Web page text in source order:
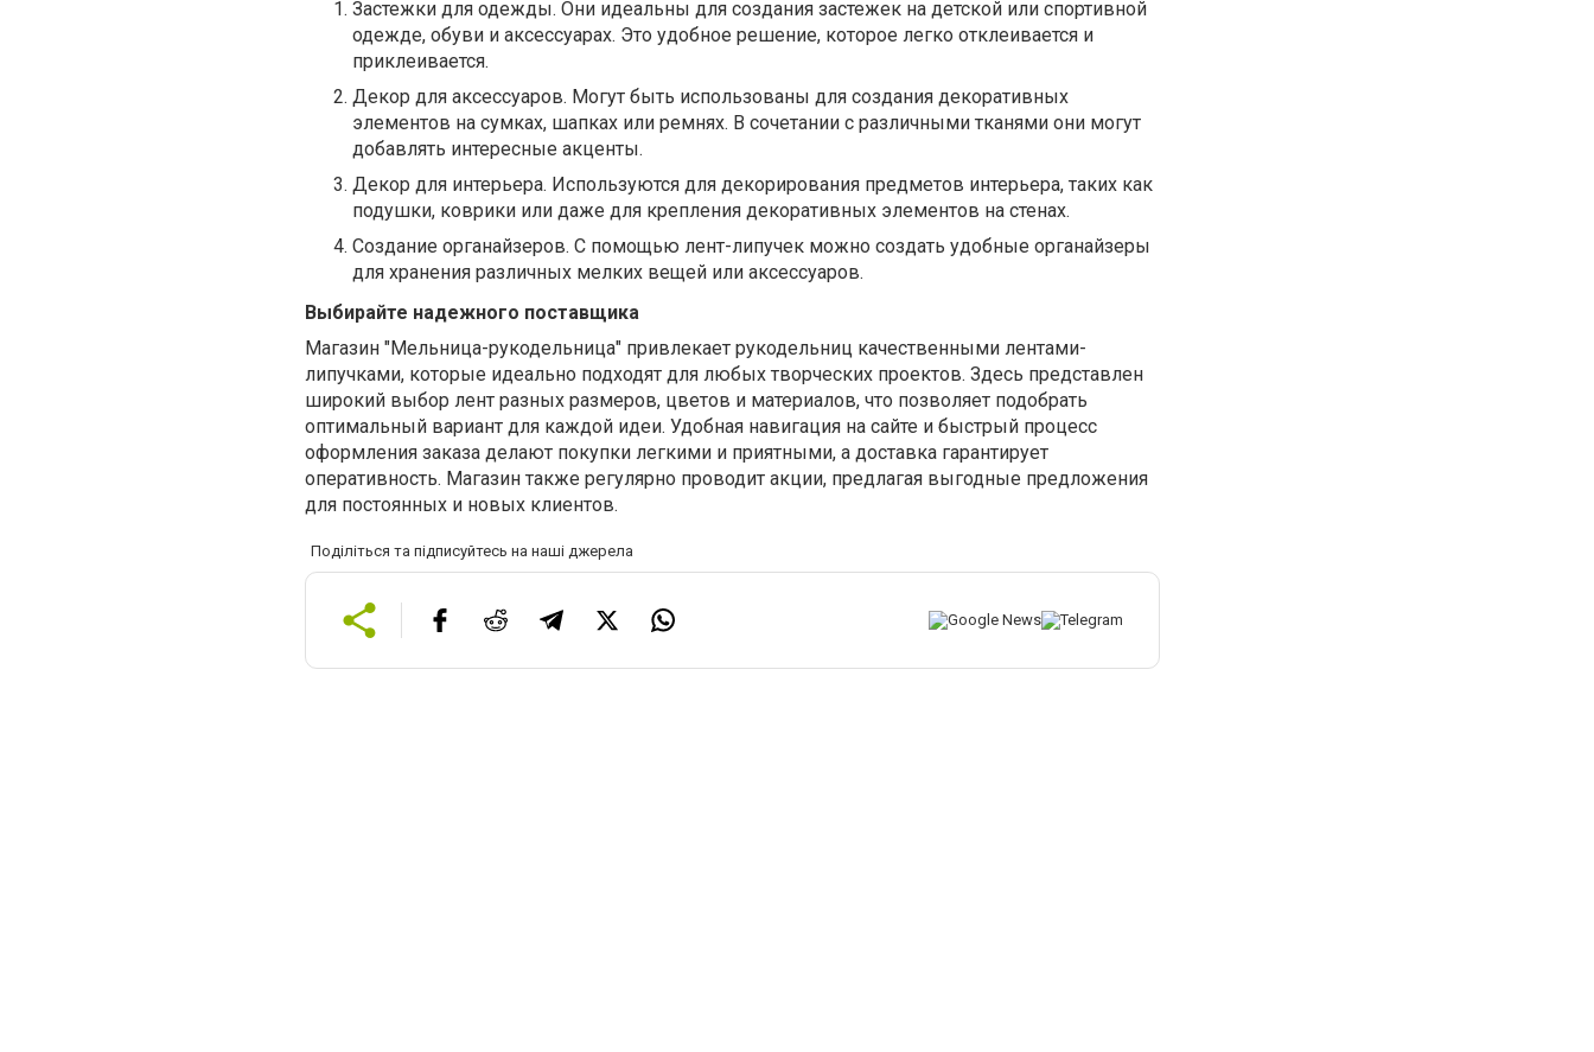
Застежки для одежды. Они идеальны для создания застежек на детской или спортивной
одежде, обуви и аксессуарах. Это удобное решение, которое легко отклеивается и
приклеивается.
Декор для аксессуаров. Могут быть использованы для создания декоративных
элементов на сумках, шапках или ремнях. В сочетании с различными тканями они могут
добавлять интересные акценты.
Декор для интерьера. Используются для декорирования предметов интерьера, таких как
подушки, коврики или даже для крепления декоративных элементов на стенах.
Создание органайзеров. С помощью лент-липучек можно создать удобные органайзеры
для хранения различных мелких вещей или аксессуаров.
Выбирайте надежного поставщика
Магазин "Мельница-рукодельница" привлекает рукодельниц качественными лентами-
липучками, которые идеально подходят для любых творческих проектов. Здесь представлен
широкий выбор лент разных размеров, цветов и материалов, что позволяет подобрать
оптимальный вариант для каждой идеи. Удобная навигация на сайте и быстрый процесс
оформления заказа делают покупки легкими и приятными, а доставка гарантирует
оперативность. Магазин также регулярно проводит акции, предлагая выгодные предложения
для постоянных и новых клиентов.
Поділіться та підписуйтесь на наші джерела